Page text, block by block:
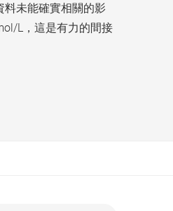
料未能確實相關的影
L，這是有力的間接